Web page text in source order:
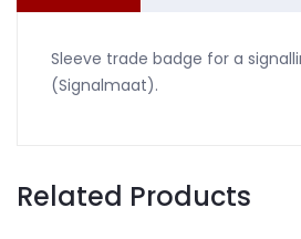
Sleeve trade badge for a
(Signalmaat).
Related Products